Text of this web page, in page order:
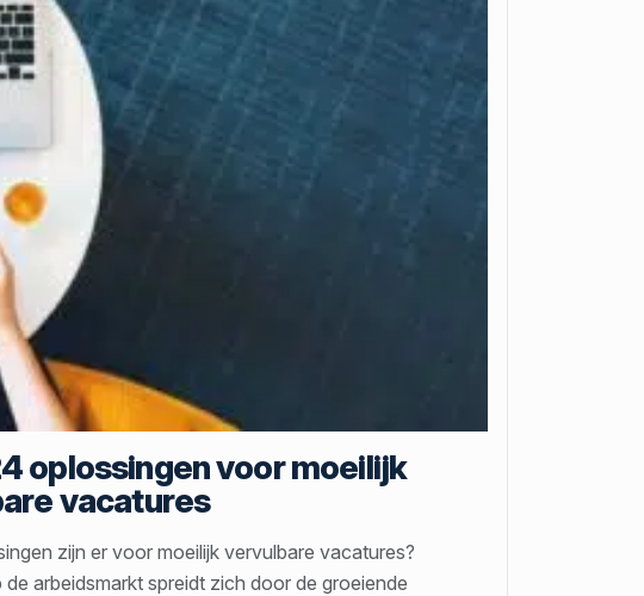
oplossingen voor moeilijk
vacatures
zijn er voor moeilijk vervulbare vacatures?
de arbeidsmarkt spreidt zich door de groeiende